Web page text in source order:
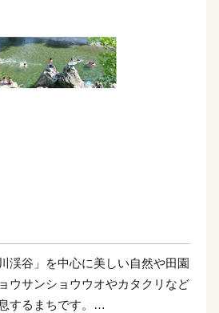
渓谷」を中心に美しい自然や田園
ウサンショウウオやカタクリなど
するまちです。